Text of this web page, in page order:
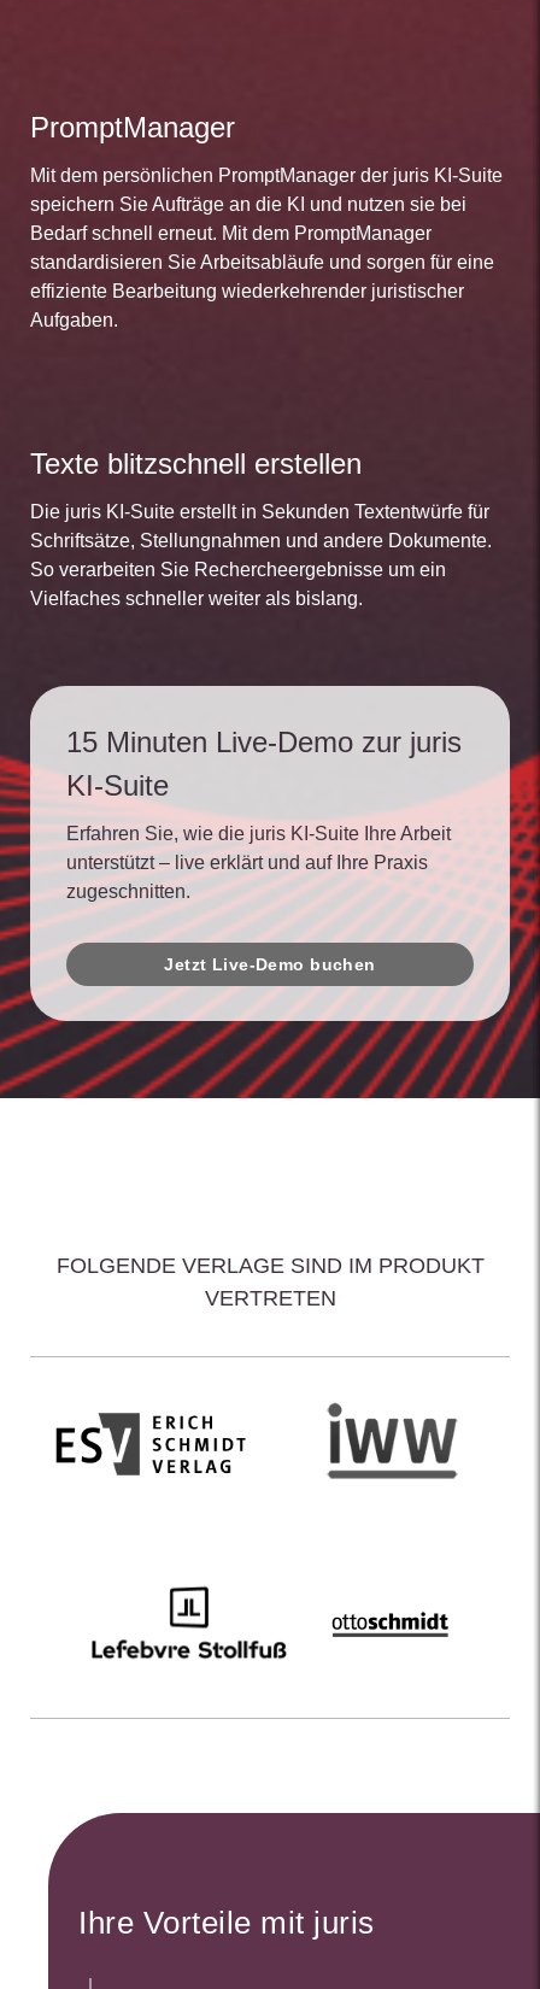
PromptManager
Mit dem persönlichen PromptManager der juris KI-Suite
speichern Sie Aufträge an die KI und nutzen sie bei
Bedarf schnell erneut. Mit dem PromptManager
standardisieren Sie Arbeitsabläufe und sorgen für eine
effiziente Bearbeitung wiederkehrender juristischer
Aufgaben.
Texte blitzschnell erstellen
Die juris KI-Suite erstellt in Sekunden Textentwürfe für
Schriftsätze, Stellungnahmen und andere Dokumente.
So verarbeiten Sie Rechercheergebnisse um ein
Vielfaches schneller weiter als bislang.
15 Minuten Live-Demo zur juris
KI-Suite
Erfahren Sie, wie die juris KI-Suite Ihre Arbeit
unterstützt – live erklärt und auf Ihre Praxis
zugeschnitten.
Jetzt Live-Demo buchen
FOLGENDE VERLAGE SIND IM PRODUKT
VERTRETEN
Ihre Vorteile mit juris